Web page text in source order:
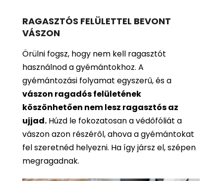
RAGASZTÓS FELÜLETTEL BEVONT
VÁSZON
Örülni fogsz, hogy nem kell ragasztót
használnod a gyémántokhoz. A
gyémántozási folyamat egyszerű, és a
vászon ragadós felületének
köszönhetően nem lesz ragasztós az
ujjad. Húzd le fokozatosan a védőfóliát a
vászon azon részéről, ahova a gyémántokat
fel szeretnéd helyezni. Ha így jársz el, szépen
megragadnak.